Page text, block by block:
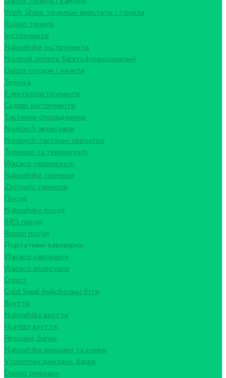
Work Sharp точильні верстати і точила
Ruixin точила
Інструменти
Naturehike інструменти
Nextool лопати багатофункціональні
Ganzo сокири і мачете
Техніка
Електроінструменти
Садові інструменти
Тактичне спорядження
Nextorch аксесуари
Nextorch тактичні перчатки
Термоси та термокухлі
Wacaco термокухлі
Naturehike термоси
Zojirushi термоси
Посуд
Naturehike посуд
BRS посуд
Roxon посуд
Портативні кавоварки
Wacaco кавоварки
Wacaco аксесуари
Спорт
Cold Steel бейсбольні біти
Взуття
Naturehike взуття
Humtto взуття
Рюкзаки, багаж
Naturehike рюкзаки та сумки
Victorinox рюкзаки, багаж
Deuter рюкзаки